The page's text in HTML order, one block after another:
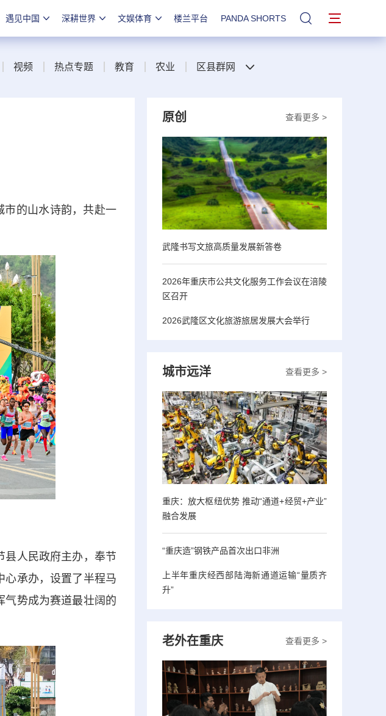
遇见中国 深耕世界 文娱体育 楼兰平台 PANDA SHORTS 站内搜索
视频 热点专题 教育 农业 区县群网
的山水诗韵，共赴一
人民政府主办，奉节
心承办，设置了半程马
气势成为赛道最壮阔的
查看更多 >
原创
武隆书写文旅高质量发展新答卷
2026年重庆市公共文化服务工作会议在涪陵
区召开
2026武隆区文化旅游旅居发展大会举行
查看更多 >
城市远洋
重庆：放大枢纽优势 推动“通道+经贸+产业”
融合发展
“重庆造”钢铁产品首次出口非洲
上半年重庆经西部陆海新通道运输“量质齐
升”
查看更多 >
老外在重庆